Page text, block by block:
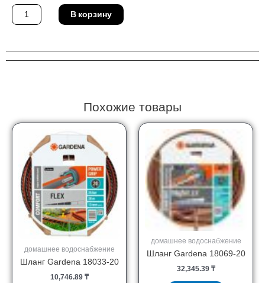
Количество
товара
Коннектор
В корзину
Похожие товары
домашнее водоснабжение
Шланг Gardena 18033-20
10,746.89 ₸
домашнее водоснабжение
Шланг Gardena 18069-20
32,345.39 ₸